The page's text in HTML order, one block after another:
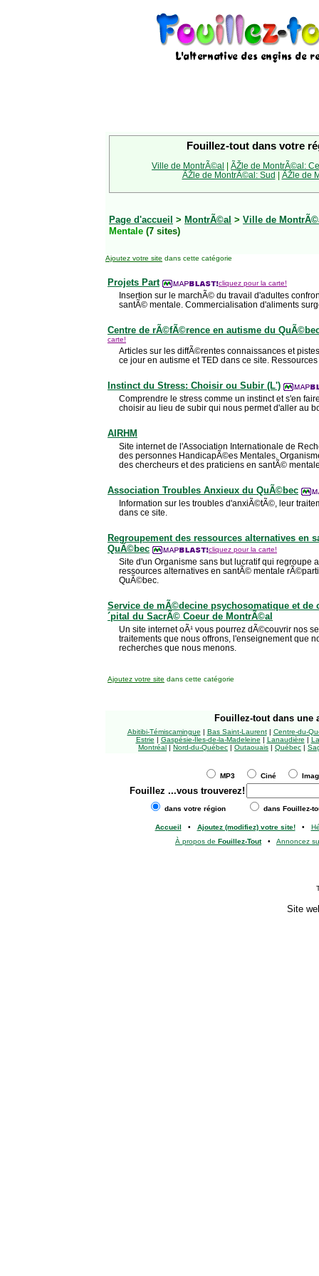
Fouillez-tout dans votre
Ville de MontrÃ©al | ÃŽle de MontrÃ©al:
ÃŽle de MontrÃ©al: Sud | ÃŽle de
Page d'accueil > MontrÃ©al > Ville de
Mentale (7 sites)
Ajoutez votre site dans cette catégorie
Projets Part cliquez pour la carte!
Insertion sur le marchÃ© du travail d'adultes
santÃ© mentale. Commercialisation d'aliments
Centre de rÃ©fÃ©rence en autisme du
carte!
Articles sur les diffÃ©rentes connaissances et
ce jour en autisme et TED dans ce site.
Instinct du Stress: Choisir ou Subir (L')
Comprendre le stress comme un instinct et s'en
choisir au lieu de subir qui nous permet d'aller au
AIRHM
Site internet de l'Association Internationale de
des personnes HandicapÃ©es Mentales.
des chercheurs et des praticiens en santÃ©
Association Troubles Anxieux du QuÃ©bec
Information sur les troubles d'anxiÃ©tÃ©, leur
dans ce site.
Regroupement des ressources alternatives en
QuÃ©bec
cliquez pour la carte!
Site d'un Organisme sans but lucratif qui regroupe
ressources alternatives en santÃ© mentale
QuÃ©bec.
Service de mÃ©decine psychosomatique et de
´pital du SacrÃ© Coeur de MontrÃ©al
Un site internet oÃ¹ vous pourrez dÃ©couvrir nos
traitements que nous offrons, l'enseignement que
recherches que nous menons.
Ajoutez votre site dans cette catégorie
Fouillez-tout dans une
Abitibi-Témiscamingue | Bas Saint-Laurent| Centre-du-
Estrie | Gaspésie-Îles-de-la-Madeleine | Lanaudière |
Montréal | Nord-du-Québec | Outaouais | Québec |
MP3 Ciné
Fouillez ...vous trouverez!
dans votre région dans Fouillez-
Accueil • Ajoutez (modifiez) votre site!•
À propos de Fouillez-Tout• Annoncez
Site